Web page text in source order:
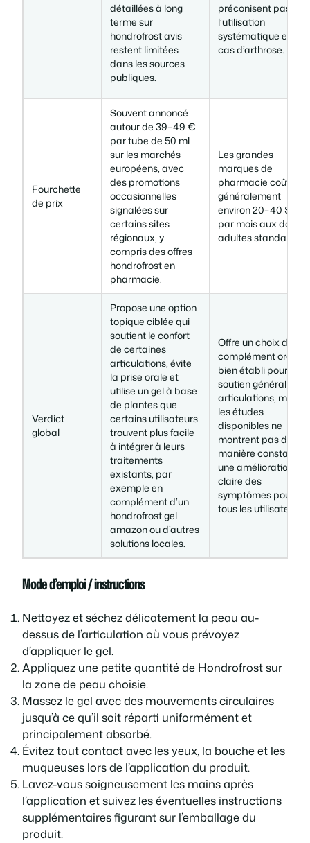
détaillées à long
terme sur
hondrofrost avis
restent limitées
dans les sources
publiques.
préconisent pas
l’utilisation
systématique en
cas d’arthrose.
Fourchette
de prix
Souvent annoncé
autour de 39–49 €
par tube de 50 ml
sur les marchés
européens, avec
des promotions
occasionnelles
signalées sur
certains sites
régionaux, y
compris des offres
hondrofrost en
pharmacie.
Les grandes
marques de
pharmacie coûtent
généralement
environ 20–40 $
par mois aux doses
adultes standard.
Verdict
global
Propose une option
topique ciblée qui
soutient le confort
de certaines
articulations, évite
la prise orale et
utilise un gel à base
de plantes que
certains utilisateurs
trouvent plus facile
à intégrer à leurs
traitements
existants, par
exemple en
complément d’un
hondrofrost gel
amazon ou d’autres
solutions locales.
Offre un choix de
complément oral
bien établi pour le
soutien général des
articulations, mais
les études
disponibles ne
montrent pas de
manière constante
une amélioration
claire des
symptômes pour
tous les utilisateurs.
Mode d’emploi / instructions
Nettoyez et séchez délicatement la peau au-
dessus de l’articulation où vous prévoyez
d’appliquer le gel.
Appliquez une petite quantité de Hondrofrost sur
la zone de peau choisie.
Massez le gel avec des mouvements circulaires
jusqu’à ce qu’il soit réparti uniformément et
principalement absorbé.
Évitez tout contact avec les yeux, la bouche et les
muqueuses lors de l’application du produit.
Lavez-vous soigneusement les mains après
l’application et suivez les éventuelles instructions
supplémentaires figurant sur l’emballage du
produit.